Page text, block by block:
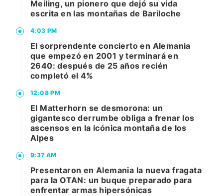
Meiling, un pionero que dejó su vida
escrita en las montañas de Bariloche
4:03 PM
El sorprendente concierto en Alemania
que empezó en 2001 y terminará en
2640: después de 25 años recién
completó el 4%
12:08 PM
El Matterhorn se desmorona: un
gigantesco derrumbe obliga a frenar los
ascensos en la icónica montaña de los
Alpes
9:37 AM
Presentaron en Alemania la nueva fragata
para la OTAN: un buque preparado para
enfrentar armas hipersónicas